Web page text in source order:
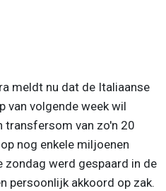
meldt nu dat de Italiaanse
van volgende week wil
transfersom van zo'n 20
nog enkele miljoenen
zondag werd gespaard in de
persoonlijk akkoord op zak.